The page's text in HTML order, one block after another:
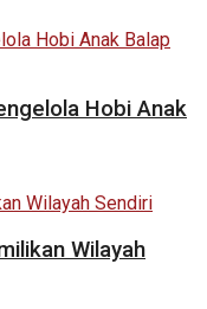
Hobi Anak
Wilayah